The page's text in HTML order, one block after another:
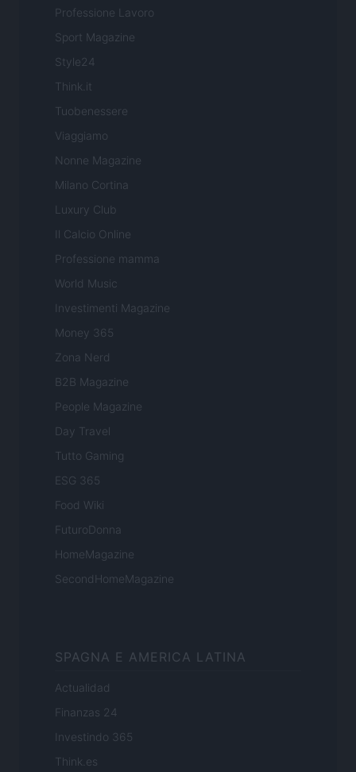
Professione Lavoro
Sport Magazine
Style24
Think.it
Tuobenessere
Viaggiamo
Nonne Magazine
Milano Cortina
Luxury Club
Il Calcio Online
Professione mamma
World Music
Investimenti Magazine
Money 365
Zona Nerd
B2B Magazine
People Magazine
Day Travel
Tutto Gaming
ESG 365
Food Wiki
FuturoDonna
HomeMagazine
SecondHomeMagazine
SPAGNA E AMERICA LATINA
Actualidad
Finanzas 24
Investindo 365
Think.es